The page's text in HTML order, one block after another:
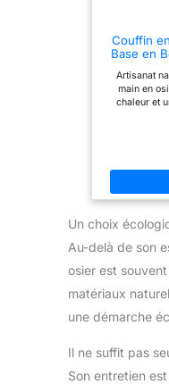
Couffin
Base en
Artisanat
main en
chaleur et
confortable
nouveau-
facile à
intégrées,
et
Un choix
Au-delà de son
osier est
matériaux
une démarche
Il ne suffit pas
Son entretien